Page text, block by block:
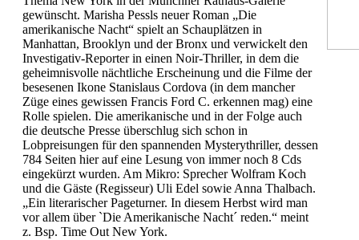
gewünscht. Marisha Pessls neuer Roman „Die
amerikanische Nacht“ spielt an Schauplätzen in
Manhattan, Brooklyn und der Bronx und verwickelt den
Investigativ-Reporter in einen Noir-Thriller, in dem die
geheimnisvolle nächtliche Erscheinung und die Filme der
besesenen Ikone Stanislaus Cordova (in dem mancher
Züge eines gewissen Francis Ford C. erkennen mag) eine
Rolle spielen. Die amerikanische und in der Folge auch
die deutsche Presse überschlug sich schon in
Lobpreisungen für den spannenden Mysterythriller, dessen
784 Seiten hier auf eine Lesung von immer noch 8 Cds
eingekürzt wurden. Am Mikro: Sprecher Wolfram Koch
und die Gäste (Regisseur) Uli Edel sowie Anna Thalbach.
„Ein literarischer Pageturner. In diesem Herbst wird man
vor allem über `Die Amerikanische Nacht´ reden.“ meint
z. Bsp. Time Out New York.